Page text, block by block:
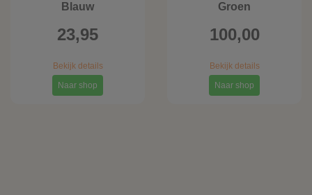
Blauw
23,95
Bekijk details
Naar shop
Groen
100,00
Bekijk details
Naar shop